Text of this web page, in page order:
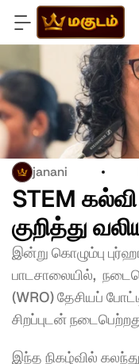
janani
STEM
குறித்து
இன்று கொழும்பு
பாடசாலையில்,
(WRO) தேசியப்
சிறப்புடன்
இந்த நிகழ்வில்